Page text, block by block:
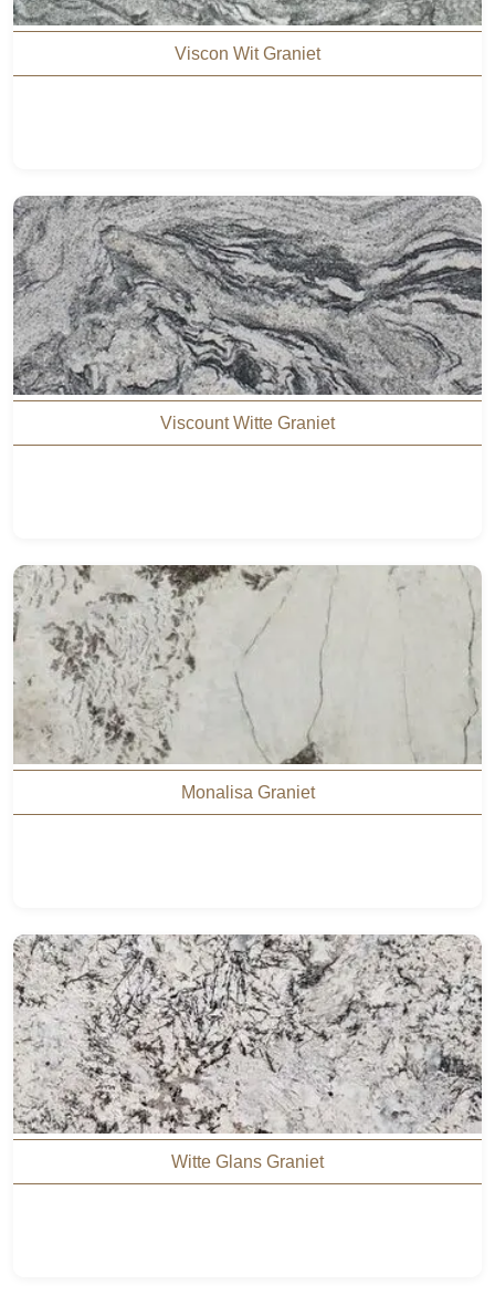
Viscon Wit Graniet
Viscount Witte Graniet
Monalisa Graniet
Witte Glans Graniet